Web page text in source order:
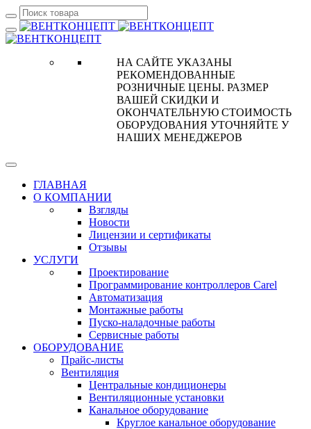
НА САЙТЕ УКАЗАНЫ
РЕКОМЕНДОВАННЫЕ
РОЗНИЧНЫЕ ЦЕНЫ. РАЗМЕР
ВАШЕЙ СКИДКИ И
ОКОНЧАТЕЛЬНУЮ СТОИМОСТЬ
ОБОРУДОВАНИЯ УТОЧНЯЙТЕ У
НАШИХ МЕНЕДЖЕРОВ
ГЛАВНАЯ
О КОМПАНИИ
Взгляды
Новости
Лицензии и сертификаты
Отзывы
УСЛУГИ
Проектирование
Программирование контроллеров Carel
Автоматизация
Монтажные работы
Пуско-наладочные работы
Сервисные работы
ОБОРУДОВАНИЕ
Прайс-листы
Вентиляция
Центральные кондиционеры
Вентиляционные установки
Канальное оборудование
Круглое канальное оборудование